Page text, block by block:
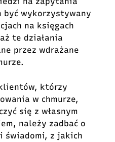
wykorzystywany
na księgach
te działania
przez wdrażane
którzy
w chmurze,
się z własnym
należy zadbać o
świadomi, z jakich